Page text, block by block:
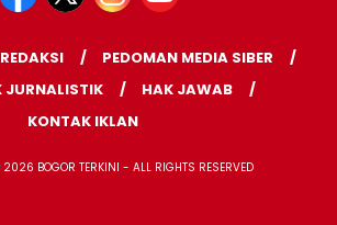
PEDOMAN MEDIA SIBER
JURNALISTIK
HAK JAWAB
KONTAK IKLAN
2026 BOGOR TERKINI - ALL RIGHTS RESERVED